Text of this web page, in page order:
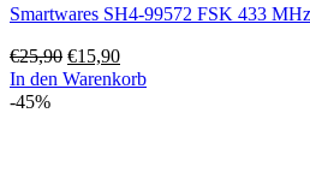
Smartwares SH4-99572 FSK 433
€25,90 Ursprünglicher
Preis
€15,90Aktueller
Preis
In den Warenkorb
-45%